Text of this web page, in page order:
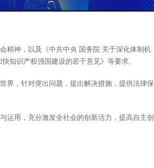
精神，以及《中共中央 国务院 关于深化体制机
知识产权强国建设的若干意见》等要求。
界，针对突出问题，提出解决措施，提供法律保
运用，充分激发全社会的创新活力，提高自主创